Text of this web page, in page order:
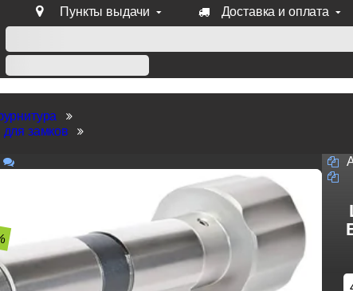
Пункты выдачи Доставка и оплата
руб продукции Venezia, Fratelli, Tupai, Extreza, Melodia,
замков